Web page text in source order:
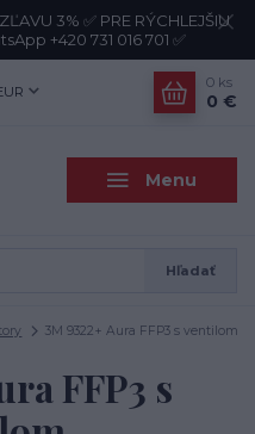
3% ✅ PRE RÝCHLEJŠIU
+420 731 016 701 ✅
Menu
Hľadať
0 ks
0 €
3M 9322+ Aura FFP3 s ventilom
FFP3 s